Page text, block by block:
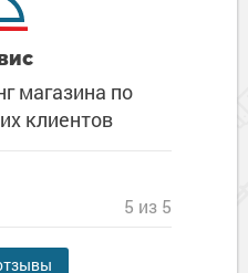
магазина по
клиентов
5 из 5